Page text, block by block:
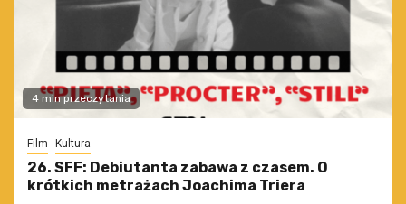
4 min przeczytania
Film Kultura
26. SFF: Debiutanta zabawa z czasem. O
krótkich metrażach Joachima Triera